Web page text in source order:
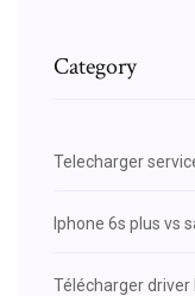
Category
Telecharger
Iphone 6s plus vs
Télécharger